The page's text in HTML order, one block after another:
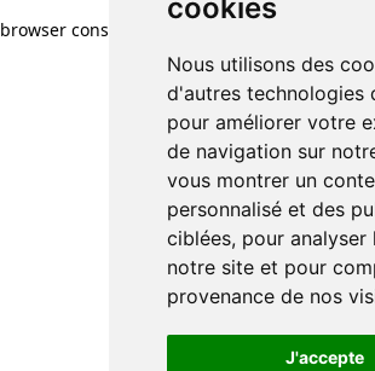
cookies
Nous utilisons des
d'autres technologies
pour améliorer votre
de navigation sur
vous montrer un
personnalisé et des
ciblées, pour
notre site et pour
provenance de nos
J'accepte
browser console for more information)